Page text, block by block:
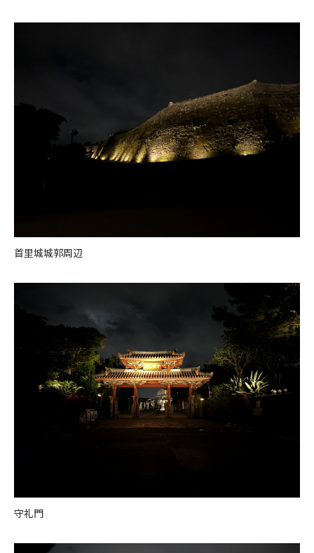
首里城城郭周辺
守礼門